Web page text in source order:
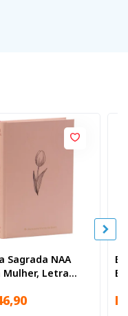
Sagrada NAA
Mulher, Letra
destacadas,